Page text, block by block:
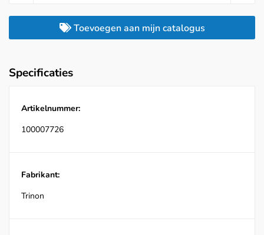
Toevoegen aan mijn catalogus
Specificaties
Artikelnummer:
100007726
Fabrikant:
Trinon